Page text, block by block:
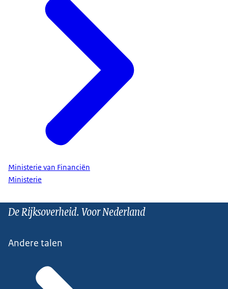
Ministerie van Financiën
Ministerie
De Rijksoverheid. Voor Nederland
Andere talen